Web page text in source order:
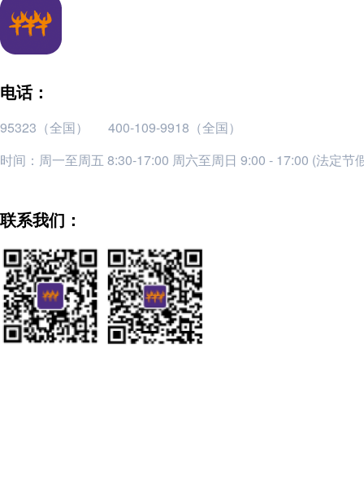
电话：
95323（全国）
400-109-9918（全国）
时间：周一至周五 8:30-17:00 周六至周日 9:00 - 17:00 (法定节
联系我们：